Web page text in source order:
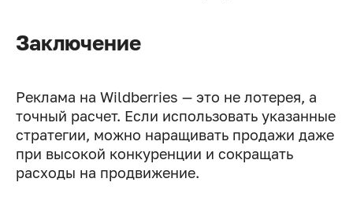
Заключение
Реклама на Wildberries — это не лотерея, а
точный расчет. Если использовать указанные
стратегии, можно наращивать продажи даже
при высокой конкуренции и сокращать
расходы на продвижение.